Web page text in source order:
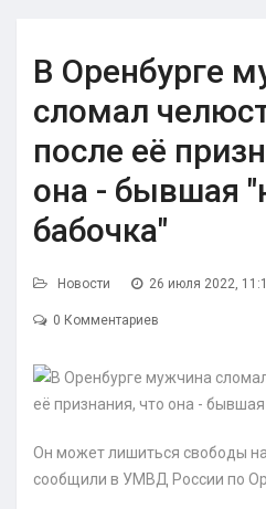
В Оренбурге
сломал
после её
она - бывшая
бабочка"
Новости 26 июля 2022,
0 Комментариев
Он может лишиться свободы
сообщили в УМВД России по